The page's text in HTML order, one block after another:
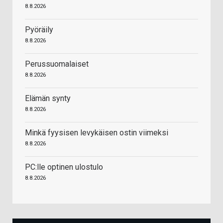
8.8.2026
Pyöräily
8.8.2026
Perussuomalaiset
8.8.2026
Elämän synty
8.8.2026
Minkä fyysisen levykäisen ostin viimeksi
8.8.2026
PC:lle optinen ulostulo
8.8.2026